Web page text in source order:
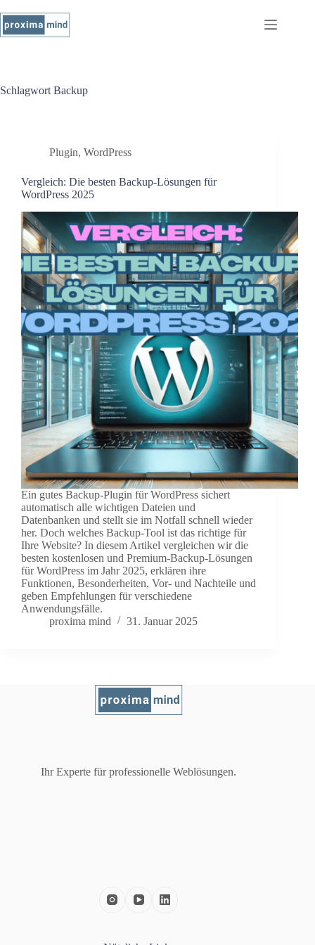
Schlagwort Backup
Plugin, WordPress
Vergleich: Die besten Backup-Lösungen für
WordPress 2025
Ein gutes Backup-Plugin für WordPress sichert
automatisch alle wichtigen Dateien und
Datenbanken und stellt sie im Notfall schnell wieder
her. Doch welches Backup-Tool ist das richtige für
Ihre Website? In diesem Artikel vergleichen wir die
besten kostenlosen und Premium-Backup-Lösungen
für WordPress im Jahr 2025, erklären ihre
Funktionen, Besonderheiten, Vor- und Nachteile und
geben Empfehlungen für verschiedene
Anwendungsfälle.
proxima mind
31. Januar 2025
Ihr Experte für professionelle Weblösungen.